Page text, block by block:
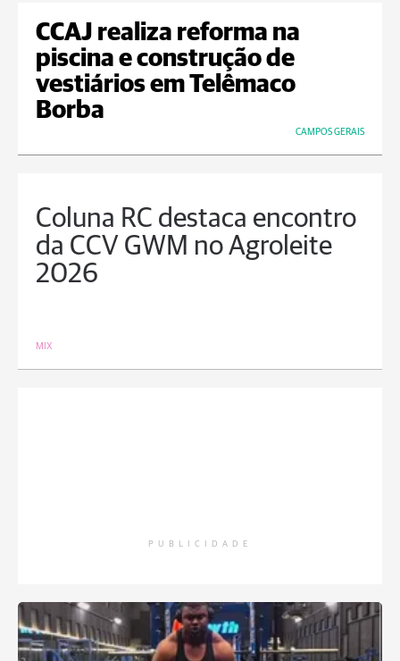
CCAJ realiza reforma na
piscina e construção de
vestiários em Telêmaco
Borba
CAMPOS GERAIS
Coluna RC destaca encontro
da CCV GWM no Agroleite
2026
MIX
PUBLICIDADE